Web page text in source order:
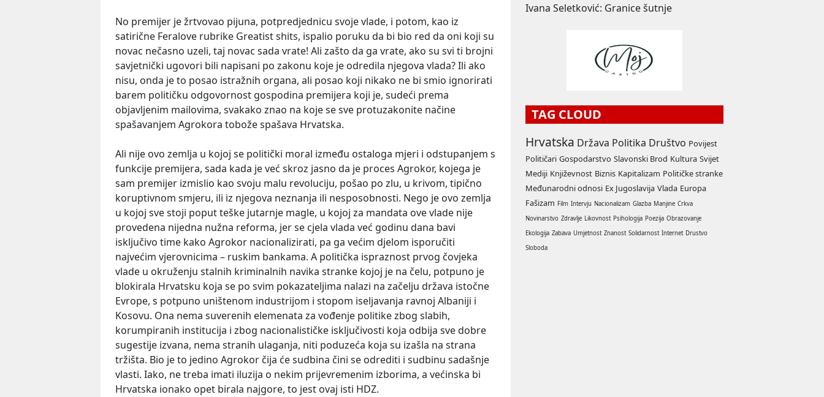
No premijer je žrtvovao pijuna, potpredjednicu svoje vlade, i potom, kao iz
satirične Feralove rubrike Greatist shits, ispalio poruku da bi bio red da oni koji su
novac nečasno uzeli, taj novac sada vrate! Ali zašto da ga vrate, ako su svi ti brojni
savjetnički ugovori bili napisani po zakonu koje je odredila njegova vlada? Ili ako
nisu, onda je to posao istražnih organa, ali posao koji nikako ne bi smio ignorirati
barem političku odgovornost gospodina premijera koji je, sudeći prema
objavljenim mailovima, svakako znao na koje se sve protuzakonite načine
spašavanjem Agrokora tobože spašava Hrvatska.
Ali nije ovo zemlja u kojoj se politički moral između ostaloga mjeri i odstupanjem s
funkcije premijera, sada kada je već skroz jasno da je proces Agrokor, kojega je
sam premijer izmislio kao svoju malu revoluciju, pošao po zlu, u krivom, tipično
koruptivnom smjeru, ili iz njegova neznanja ili nesposobnosti. Nego je ovo zemlja
u kojoj sve stoji poput teške jutarnje magle, u kojoj za mandata ove vlade nije
provedena nijedna nužna reforma, jer se cjela vlada već godinu dana bavi
isključivo time kako Agrokor nacionalizirati, pa ga većim djelom isporučiti
najvećim vjerovnicima – ruskim bankama. A politička ispraznost prvog čovjeka
vlade u okruženju stalnih kriminalnih navika stranke kojoj je na čelu, potpuno je
blokirala Hrvatsku koja se po svim pokazateljima nalazi na začelju država istočne
Evrope, s potpuno uništenom industrijom i stopom iseljavanja ravnoj Albaniji i
Kosovu. Ona nema suverenih elemenata za vođenje politike zbog slabih,
korumpiranih institucija i zbog nacionalističke isključivosti koja odbija sve dobre
sugestije izvana, nema stranih ulaganja, niti poduzeća koja su izašla na strana
tržišta. Bio je to jedino Agrokor čija će sudbina čini se odrediti i sudbinu sadašnje
vlasti. Iako, ne treba imati iluzija o nekim prijevremenim izborima, a većinska bi
Hrvatska ionako opet birala najgore, to jest ovaj isti HDZ.
Ivana Seletković: Granice šutnje
TAG CLOUD
Hrvatska Država Politika Društvo Povijest
Političari Gospodarstvo Slavonski Brod Kultura Svijet
Mediji Književnost Biznis Kapitalizam Političke stranke
Međunarodni odnosi Ex Jugoslavija Vlada Europa
Fašizam Film Intervju Nacionalizam Glazba Manjine Crkva
Novinarstvo Zdravlje Likovnost Psihologija Poezija Obrazovanje
Ekologija Zabava Umjetnost Znanost Solidarnost Internet Drustvo
Sloboda